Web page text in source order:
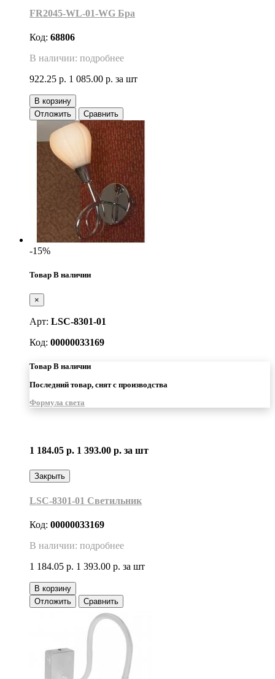
FR2045-WL-01-WG Бра
Код: 68806
В наличии: подробнее
922.25 р. 1 085.00 р. за шт
В корзину
Отложить
Сравнить
-15%
Товар В наличии
×
Арт: LSC-8301-01
Код: 00000033169
Товар В наличии
Последний товар, снят с производства
Формула света
1 184.05 р. 1 393.00 р. за шт
Закрыть
LSC-8301-01 Светильник
Код: 00000033169
В наличии: подробнее
1 184.05 р. 1 393.00 р. за шт
В корзину
Отложить
Сравнить